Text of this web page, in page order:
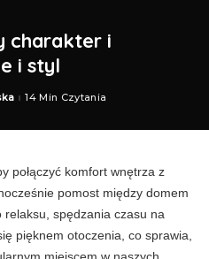
charakter i
i styl
14 Min Czytania
połączyć komfort wnętrza z
pomost między domem
spędzania czasu na
pięknem otoczenia, co sprawia,
miejscem w naszych